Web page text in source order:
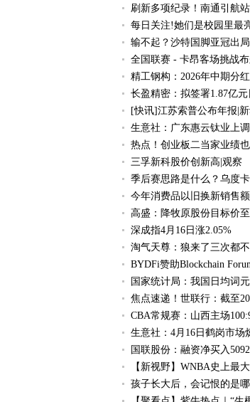
刷新多项纪录！南通引航
每日关注!她们是校园里最
输不起？沙特国脚亚冠出
全国联赛 - 卡昂客场挑战
精工钢构：2026年中期分
长盈精密：拟签署1.87亿
[快讯]江苏索普公布年报|
生意社：广东惠云钛业上
热点！创业板二当家业绩
三孚新科股价创新高|观察
季后赛思路是什么？乌度
今年消费品以旧换新销售
高盛：降牧原股份目标价
深成指4月16日涨2.05%
淘气天尊：狼来了三次都
BYDFi赞助Blockchain
国家统计局：我国日均词
焦点速递！世联行：截至
CBA常规赛：山西主场
生意社：4月16日鹤岗市场
国联股份：融资净买入
【新视野】WNBA史上最
孩子长大后，会记恨的是